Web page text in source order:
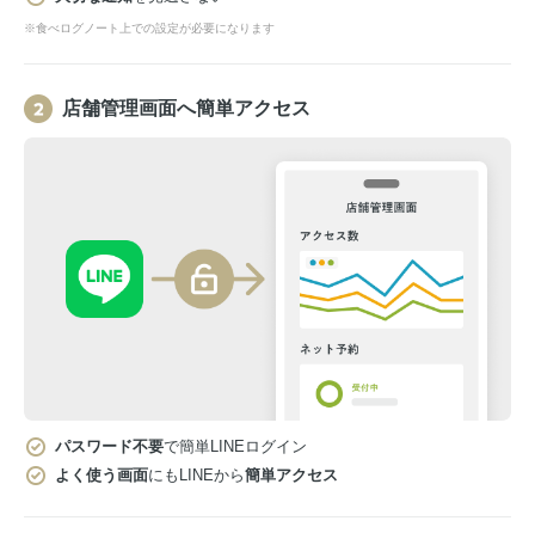
※食べログノート上での設定が必要になります
店舗管理画面へ簡単アクセス
パスワード不要で簡単LINEログイン
よく使う画面にもLINEから簡単アクセス